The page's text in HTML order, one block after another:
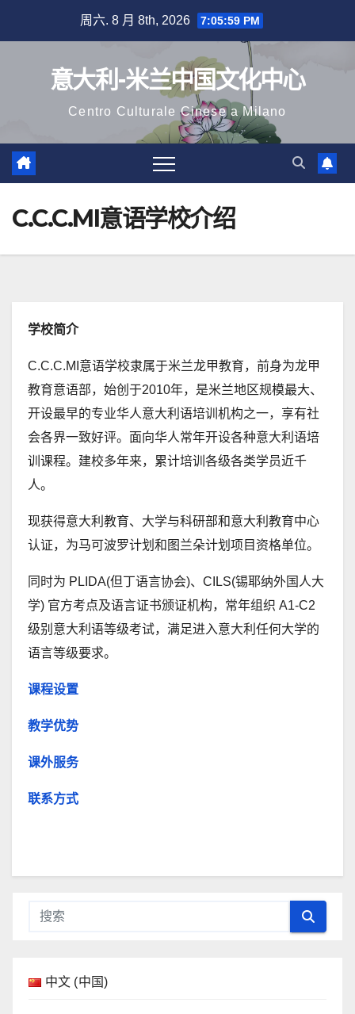
周六. 8 月 8th, 2026 7:06:00 PM
意大利-米兰中国文化中心
Centro Culturale Cinese a Milano
C.C.C.MI意语学校介绍
学校简介
C.C.C.MI意语学校隶属于米兰龙甲教育，前身为龙甲
教育意语部，始创于2010年，是米兰地区规模最大、
开设最早的专业华人意大利语培训机构之一，享有社
会各界一致好评。面向华人常年开设各种意大利语培
训课程。建校多年来，累计培训各级各类学员近千
人。
现获得意大利教育、大学与科研部和意大利教育中心
认证，为马可波罗计划和图兰朵计划项目资格单位。
同时为 PLIDA(但丁语言协会)、CILS(锡耶纳外国人大
学) 官方考点及语言证书颁证机构，常年组织 A1-C2
级别意大利语等级考试，满足进入意大利任何大学的
语言等级要求。
课程设置
教学优势
课外服务
联系方式
中文 (中国)